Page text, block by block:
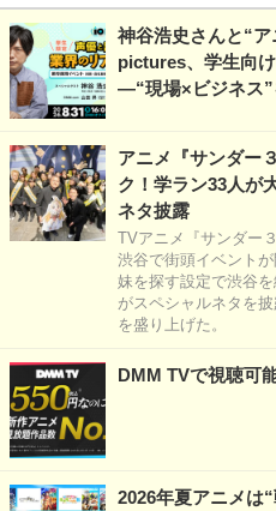
神谷浩史さんと“
pictures、学生向
―“現場×ビジネス
アニメ『サンダー
ク！学ラン33人が
ネタ披露
TVアニメ『サンダー
渋谷で街頭イベント
妹を探す設定で渋谷
がスペシャルネタを
を盛り上げた。
DMM TVで視聴可
2026年夏アニメは